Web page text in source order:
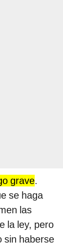
grave.
se haga
las
la ley, pero
sin haberse